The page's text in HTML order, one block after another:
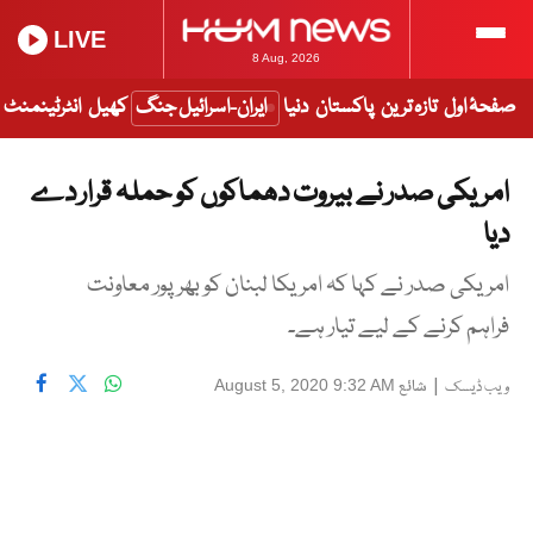
8 Aug, 2026
LIVE
صفحۂ اول تازہ ترین پاکستان دنیا ایران-اسرائیل جنگ کھیل انٹرٹینمنٹ
امریکی صدر نے بیروت دھماکوں کو حملہ قرار دے
دیا
امریکی صدر نے کہا کہ امریکا لبنان کو بھرپور معاونت
فراہم کرنے کے لیے تیار ہے۔
ویب ڈیسک | شائع August 5, 2020 9:32 AM